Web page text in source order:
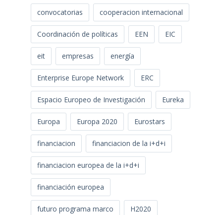
convocatorias cooperacion internacional
Coordinación de políticas EEN EIC
eit empresas energía
Enterprise Europe Network ERC
Espacio Europeo de Investigación Eureka
Europa Europa 2020 Eurostars
financiacion financiacion de la i+d+i
financiacion europea de la i+d+i
financiación europea
futuro programa marco H2020